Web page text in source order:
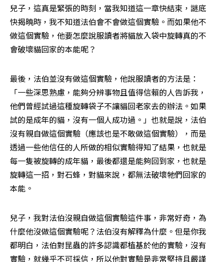
兒子，這真是緊張的時刻，當我知道這一章快結束，謎底
快揭曉時，我不知道法伯會不會做這個實驗。而如果他不
做這個實驗，他要怎麼說服讀者將貓放入袋中旋轉真的不
會破壞貓回家的本能呢？
最後，法伯並沒有做這個實驗，他說服讀者的方法是：
「一些深思熟慮，能夠分辨事物且值得信賴的人告訴我，
他們曾經試過這種旋轉袋子不讓貓回老家去的辦法。如果
試的是成年的貓，沒有一個人成功過。」也就是說，法伯
沒有親自做這個實驗（應該也是不敢做這個實驗），而是
透過一些他信任的人所做的相似實驗得知了結果，也就是
每一隻被旋轉的成年貓，最後都還是能夠回到家，也就是
旋轉這一招，對石蜂，對貓來說，都無法破壞牠們回家的
本能。
兒子，我對法伯沒親自做這個實驗這件事，非常好奇，為
什麼他沒做這個實驗呢？法伯沒有解釋為什麼。但是你我
都明白，法伯對昆蟲的許多認識都植基於他的實驗，沒有
實驗，就幾乎不可採信，所以他對實驗是非常堅持且嚴謹